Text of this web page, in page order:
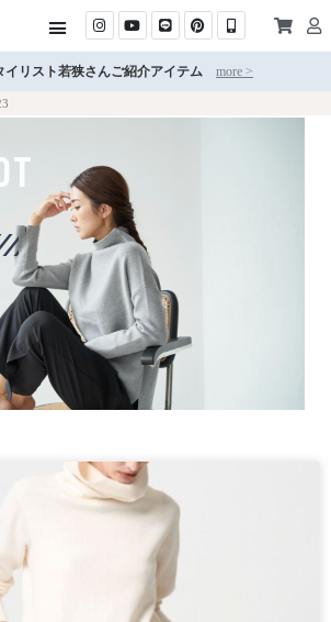
イリスト若狭さんご紹介アイテム more >